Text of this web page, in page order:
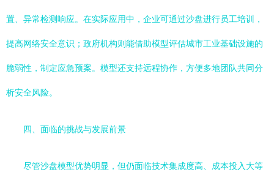
置、异常检测响应。在实际应用中，企业可通过沙盘进行员工培训，
提高网络安全意识；政府机构则能借助模型评估城市工业基础设施的
脆弱性，制定应急预案。模型还支持远程协作，方便多地团队共同分
析安全风险。
四、面临的挑战与发展前景
尽管沙盘模型优势明显，但仍面临技术集成度高、成本投入大等